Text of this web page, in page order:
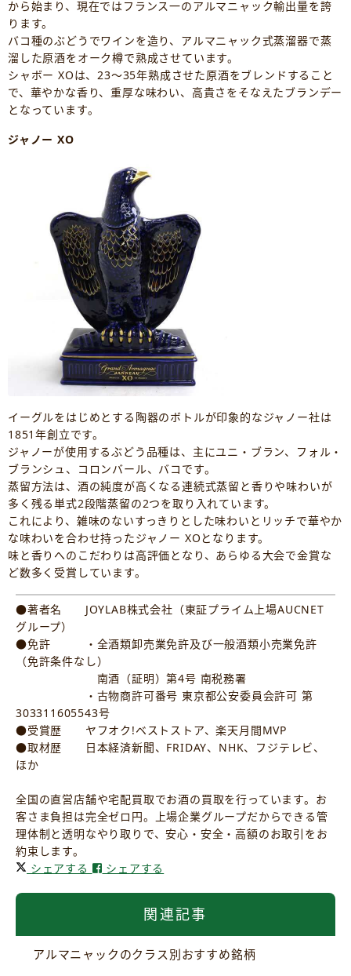
から始まり、現在ではフランス一のアルマニャック輸出量を誇
ります。
バコ種のぶどうでワインを造り、アルマニャック式蒸溜器で蒸
溜した原酒をオーク樽で熟成させています。
シャボー XOは、23～35年熟成させた原酒をブレンドすること
で、華やかな香り、重厚な味わい、高貴さをそなえたブランデー
となっています。
ジャノー XO
イーグルをはじめとする陶器のボトルが印象的なジャノー社は
1851年創立です。
ジャノーが使用するぶどう品種は、主にユニ・ブラン、フォル・
ブランシュ、コロンバール、バコです。
蒸留方法は、酒の純度が高くなる連続式蒸留と香りや味わいが
多く残る単式2段階蒸留の2つを取り入れています。
これにより、雑味のないすっきりとした味わいとリッチで華やか
な味わいを合わせ持ったジャノー XOとなります。
味と香りへのこだわりは高評価となり、あらゆる大会で金賞な
ど数多く受賞しています。
●著者名 JOYLAB株式会社（東証プライム上場AUCNET
グループ）
●免許 ・全酒類卸売業免許及び一般酒類小売業免許
（免許条件なし）
南酒（証明）第4号 南税務署
・古物商許可番号 東京都公安委員会許可 第
303311605543号
●受賞歴 ヤフオク!ベストストア、楽天月間MVP
●取材歴 日本経済新聞、FRIDAY、NHK、フジテレビ、
ほか
全国の直営店舗や宅配買取でお酒の買取を行っています。お
客さま負担は完全ゼロ円。上場企業グループだからできる管
理体制と透明なやり取りで、安心・安全・高額のお取引をお
約束します。
シェアする
シェアする
関連記事
アルマニャックのクラス別おすすめ銘柄